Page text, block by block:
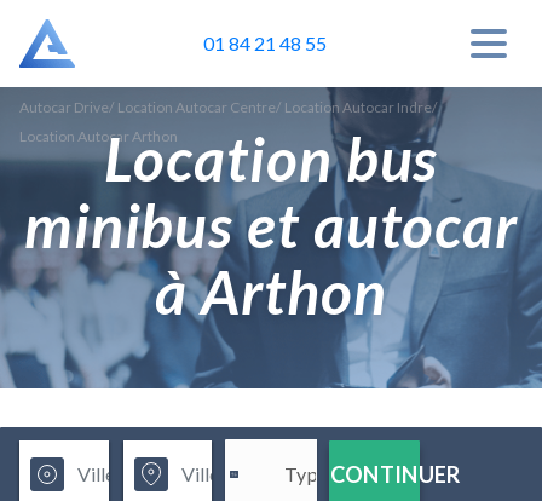
01 84 21 48 55
Autocar Drive/ Location Autocar Centre/ Location Autocar Indre/
Location Autocar ArthonLocation bus
minibus et autocar
à Arthon
CONTINUER